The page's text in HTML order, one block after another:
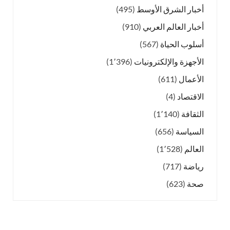
أخبار الشرق الأوسط (495)
أخبار العالم العربي (910)
أسلوب الحياة (567)
الأجهزة والإلكترونيات (1٬396)
الأعمال (611)
الاقتصاد (4)
الثقافة (1٬140)
السياسة (656)
العالم (1٬528)
رياضة (717)
صحة (623)